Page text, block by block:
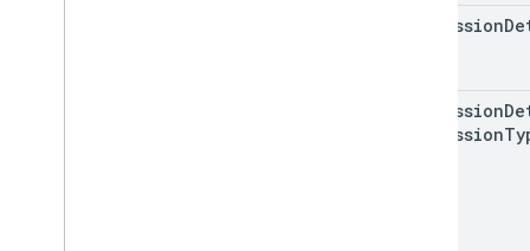
permission
permission
permission